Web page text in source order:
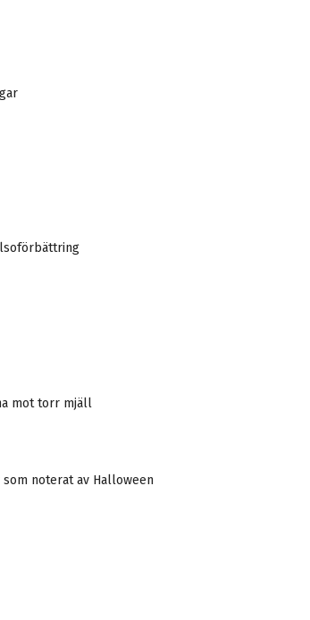
mot torr mjäll
noterat av Halloween